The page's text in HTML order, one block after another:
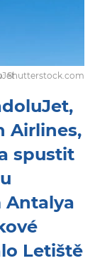
Shutterstock.com
Airlines,
spustit
Antalya
Letiště